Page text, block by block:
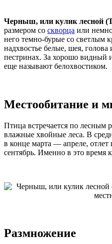
Черныш, или кулик лесной
размером со скворца или
него темно-бурые со светлым
надхвостье белые, шея, голова
пестринах. За хорошо видный
еще называют белохвостиком.
Местообитание и
Птица встречается по лесным
влажные хвойные леса. В
в конце марта — апреле,
сентябрь. Именно в это время
Размножение